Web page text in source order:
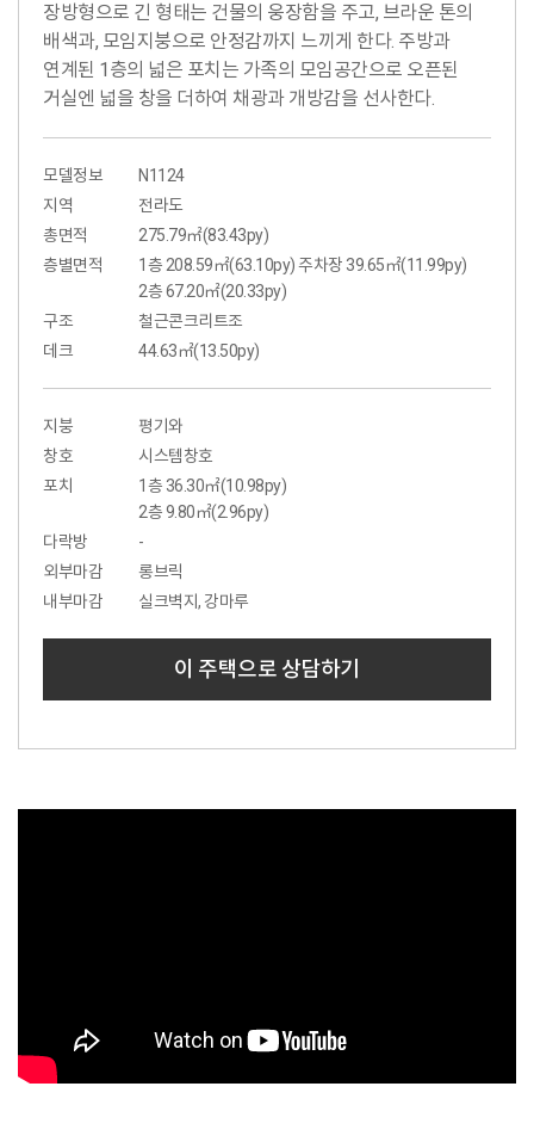
장방형으로 긴 형태는 건물의 웅장함을 주고, 브라운 톤의
배색과, 모임지붕으로 안정감까지 느끼게 한다. 주방과
연계된 1층의 넓은 포치는 가족의 모임공간으로 오픈된
거실엔 넓을 창을 더하여 채광과 개방감을 선사한다.
모델정보
N1124
지역
전라도
총면적
275.79㎡(83.43py)
층별면적
1층 208.59㎡(63.10py) 주차장 39.65㎡(11.99py)
2층 67.20㎡(20.33py)
구조
철근콘크리트조
데크
44.63㎡(13.50py)
지붕
평기와
창호
시스템창호
포치
1층 36.30㎡(10.98py)
2층 9.80㎡(2.96py)
다락방
-
외부마감
롱브릭
내부마감
실크벽지, 강마루
이 주택으로 상담하기